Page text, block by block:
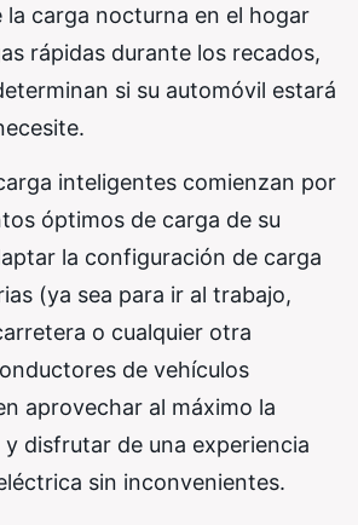
la carga nocturna en el hogar
rápidas durante los recados,
si su automóvil estará
inteligentes comienzan por
óptimos de carga de su
la configuración de carga
(ya sea para ir al trabajo,
o cualquier otra
de vehículos
aprovechar al máximo la
disfrutar de una experiencia
sin inconvenientes.